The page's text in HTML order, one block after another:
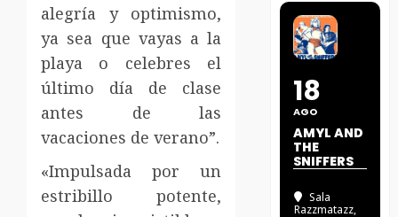
alegría y optimismo,
ya sea que vayas a la
playa o celebres el
último día de clase
antes de las
vacaciones de verano”.
«Impulsada por un
estribillo potente,
18
AGO
AMYL AND
THE
SNIFFERS
Sala
Razzmatazz,